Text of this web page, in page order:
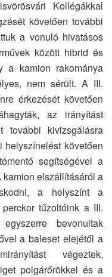
Kollégákkal
követően további
a vonuló hivatásos
között hibrid és
a kamion rakománya
nem sérült. A III.
érkezését követően
az irányítást
további kivizsgálásra
helyszínelést követően
segítségével a
kamion elszállításáról a
a helyszínt a
tűzoltóink a III.
bevonultak
a baleset elejétől a
végeztek,
polgárőrökkel és a